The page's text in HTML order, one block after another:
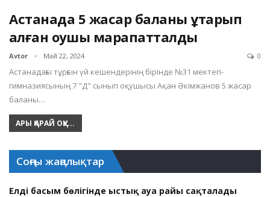
Астанада 5 жасар баланы құтқарып
қалған оқушы марапатталды
Avtor Май 22, 2024 0
Астанадағы тұрғын үй кешендерінің бірінде №31 мектеп-
гимназиясының 7 "Д" сынып оқушысы Ақан Әкімжанов 5 жасар
баланы…
АРЫ ҚАРАЙ ОҚУ...
Соңғы жаңалықтар
Елдің басым бөлігінде ыстық ауа райы сақталады